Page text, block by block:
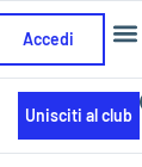
Accedi
Unisciti al club